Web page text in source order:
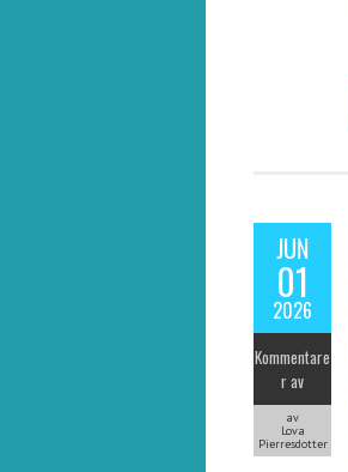
JUN
01
2026
Kommentare
r av
av
Lova
Pierresdotter